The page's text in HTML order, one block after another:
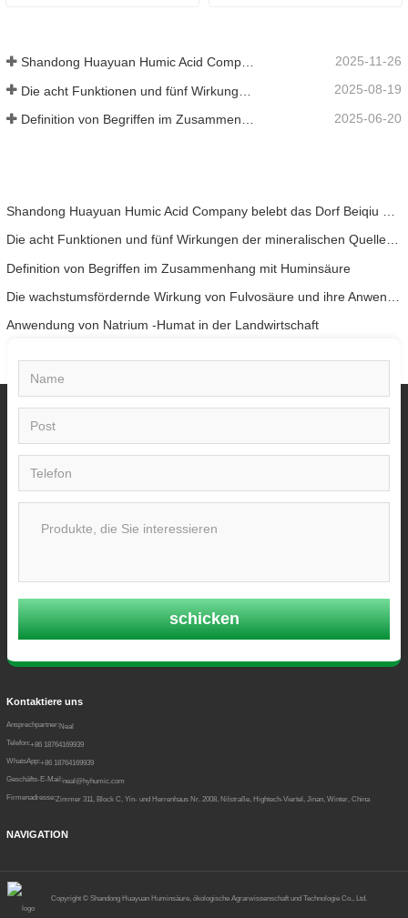
Shandong Huayuan Humic Acid Company belebt das Dorf Beiqiu mit einer Spende von mikrobiellem Dünger neu. 2025-11-26
2025-08-19
2025-06-20
Die acht Funktionen und fünf Wirkungen der mineralischen Quelle Fulvosäure
Definition von Begriffen im Zusammenhang mit Huminsäure
Anwendung von Natrium -Humat in der Landwirtschaft
schicken
Kontaktiere uns
Ansprechpartner:Neal
Telefon:+86 18764169939
WhatsApp:+86 18764169939
Geschäfts-E-Mail:neal@hyhumic.com
Firmenadresse:Zimmer 311, Block C, Yin- und Herrenhaus Nr. 2008, Nilstraße, Hightech-Viertel, Jinan, Winter, China
NAVIGATION
Copyright © Shandong Huayuan Huminsäure, ökologische Agrarwissenschaft und Technologie Co., Ltd.